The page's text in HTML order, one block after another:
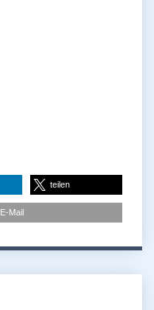
teilen
E-Mail